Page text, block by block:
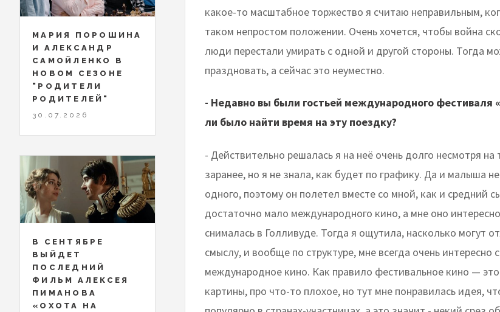
какое-то масштабное торжество я считаю неправильным,
таком непростом положении. Очень хочется, чтобы война
люди перестали умирать с одной и другой стороны. Тогда
праздновать, а сейчас это неуместно.
- Недавно вы были гостьей международного фестиваля «
ли было найти время на эту поездку?
- Действительно решалась я на неё очень долго несмотря на
заранее, но я не знала, как будет по графику. Да и малыша
одного, поэтому он полетел вместе со мной, как и средний
достаточно мало международного кино, а мне оно
снималась в Голливуде. Тогда я ощутила, насколько могут
смыслу, и вообще по структуре, мне всегда очень интересно
международное кино. Как правило фестивальное кино —
картины, про что-то плохое, но тут мне понравилась идея,
МАРИЯ ПОРОШИНА
И АЛЕКСАНДР
САМОЙЛЕНКО В
НОВОМ СЕЗОНЕ
"РОДИТЕЛИ
РОДИТЕЛЕЙ"
30.07.2026
В СЕНТЯБРЕ
ВЫЙДЕТ
ПОСЛЕДНИЙ
ФИЛЬМ АЛЕКСЕЯ
ПИМАНОВА
«ОХОТА НА